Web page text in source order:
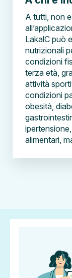
A tutti, non
LakalC può
nutrizionali
condizioni
terza età,
attività
condizioni
obesità,
alimentari,